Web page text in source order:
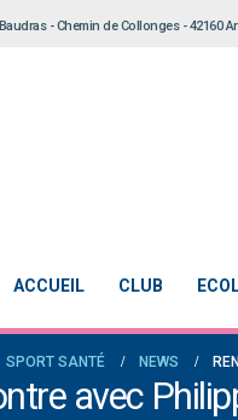
- Chemin de Collonges - 42160
ACCUEIL CLUB
SPORT SANTÉ NEWS
avec